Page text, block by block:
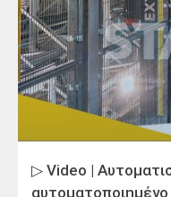
▷ Video |